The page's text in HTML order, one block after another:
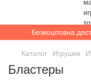
Безкоштовна
Каталог Игрушки
Бластеры